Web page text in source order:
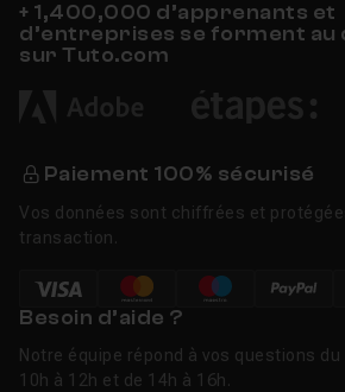
+ 1,400,000 d’apprenants et
d’entreprises se forment au
sur Tuto.com
Paiement 100% sécurisé
Vos données sont chiffrées et
transaction.
Besoin d’aide ?
Notre équipe répond à vos questions du
10h à 12h et de 14h à 16h.